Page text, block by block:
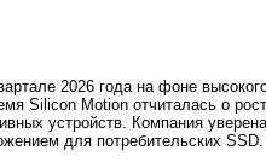
2026 года на фоне
Silicon Motion отчиталась о
устройств. Компания
для потребительских